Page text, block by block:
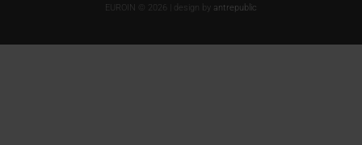
EUROIN © 2026 | design by antrepublic